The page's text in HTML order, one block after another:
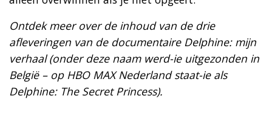
Ontdek meer over de inhoud van de drie
afleveringen van de documentaire Delphine: mijn
verhaal (onder deze naam werd-ie uitgezonden in
België – op HBO MAX Nederland staat-ie als
Delphine: The Secret Princess).